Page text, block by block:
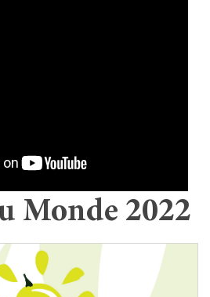
Monde 2022